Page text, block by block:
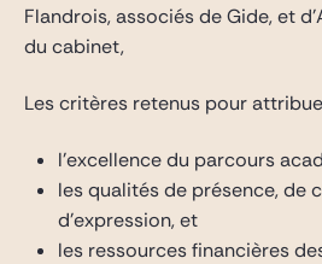
Flandrois, associés de Gide, et
du cabinet,
Les critères retenus pour
l’excellence du parcours
les qualités de présence, de
d’expression, et
les ressources financières